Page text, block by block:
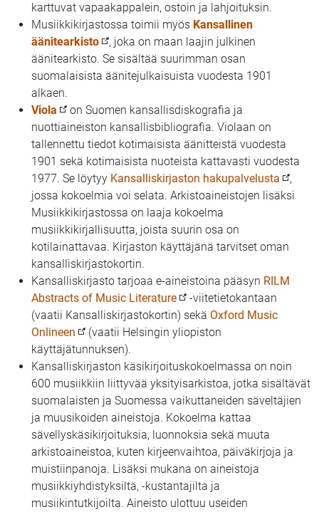
karttuvat vapaakappalein, ostoin ja lahjoituksin.
Musiikkikirjastossa toimii myös Kansallinen
äänitearkisto
, joka on maan laajin julkinen
äänitearkisto. Se sisältää suurimman osan
suomalaisista äänitejulkaisuista vuodesta 1901
alkaen.
Viola
on Suomen kansallisdiskografia ja
nuottiaineiston kansallisbibliografia. Violaan on
tallennettu tiedot kotimaisista äänitteistä vuodesta
1901 sekä kotimaisista nuoteista kattavasti vuodesta
1977. Se löytyy Kansalliskirjaston hakupalvelusta
,
jossa kokoelmia voi selata. Arkistoaineistojen lisäksi
Musiikkikirjastossa on laaja kokoelma
musiikkikirjallisuutta, joista suurin osa on
kotilainattavaa. Kirjaston käyttäjänä tarvitset oman
kansalliskirjastokortin.
Kansalliskirjasto tarjoaa e-aineistoina pääsyn RILM
Abstracts of Music Literature
-viitetietokantaan
(vaatii Kansalliskirjastokortin) sekä Oxford Music
Onlineen
(vaatii Helsingin yliopiston
käyttäjätunnuksen).
Kansalliskirjaston käsikirjoituskokoelmassa on noin
600 musiikkiin liittyvää yksityisarkistoa, jotka sisältävät
suomalaisten ja Suomessa vaikuttaneiden säveltäjien
ja muusikoiden aineistoja. Kokoelma kattaa
sävellyskäsikirjoituksia, luonnoksia sekä muuta
arkistoaineistoa, kuten kirjeenvaihtoa, päiväkirjoja ja
muistiinpanoja. Lisäksi mukana on aineistoja
musiikkiyhdistyksiltä, -kustantajilta ja
musiikintutkijoilta. Aineisto ulottuu useiden